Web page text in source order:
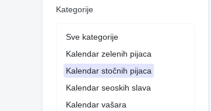
Kategorije
Sve kategorije
Kalendar zelenih pijaca
Kalendar stočnih pijaca
Kalendar seoskih slava
Kalendar vašara